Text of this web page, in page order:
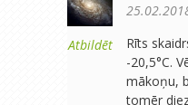
Atbildēt
Rīts
-20,5°C.
mākoņu,
tomēr